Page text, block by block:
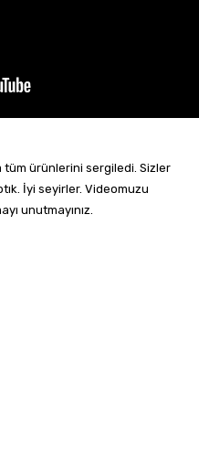
tüm ürünlerini sergiledi. Sizler
İyi seyirler. Videomuzu
unutmayınız.